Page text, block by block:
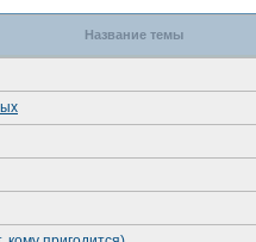
Название темы